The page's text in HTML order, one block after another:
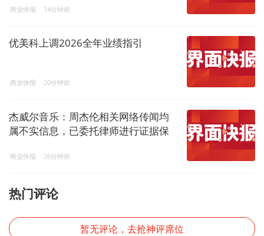
商业快报 14分钟前
优美科上调2026全年业绩指引
商业快报 20分钟前
杰威尔音乐：周杰伦相关网络传闻均
属不实信息，已委托律师进行证据保
商业快报 26分钟前
热门评论
暂无评论，去抢神评席位